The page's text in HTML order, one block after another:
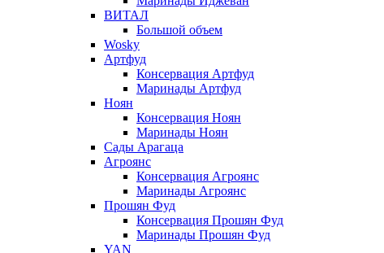
ВИТАЛ
Большой объем
Wosky
Артфуд
Консервация Артфуд
Маринады Артфуд
Ноян
Консервация Ноян
Маринады Ноян
Сады Арагаца
Агроянс
Консервация Агроянс
Маринады Агроянс
Прошян Фуд
Консервация Прошян Фуд
Маринады Прошян Фуд
YAN